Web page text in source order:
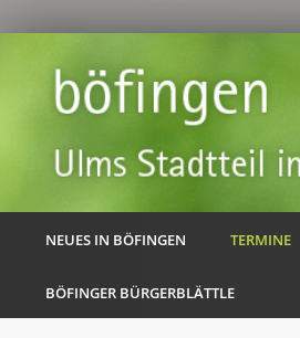
NEUES IN BÖFINGEN TERMINE
BÖFINGER BÜRGERBLÄTTLE